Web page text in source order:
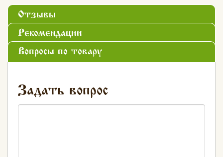
Отзывы
Рекомендации
Вопросы по товару
Задать вопрос